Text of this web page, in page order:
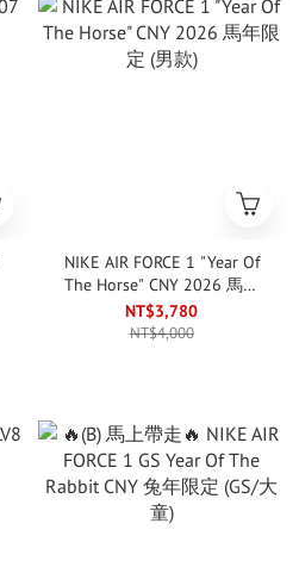
NIKE AIR FORCE 1 "Year Of
The Horse" CNY 2026 馬年
限定 (男款)
NT$3,780
NT$4,000